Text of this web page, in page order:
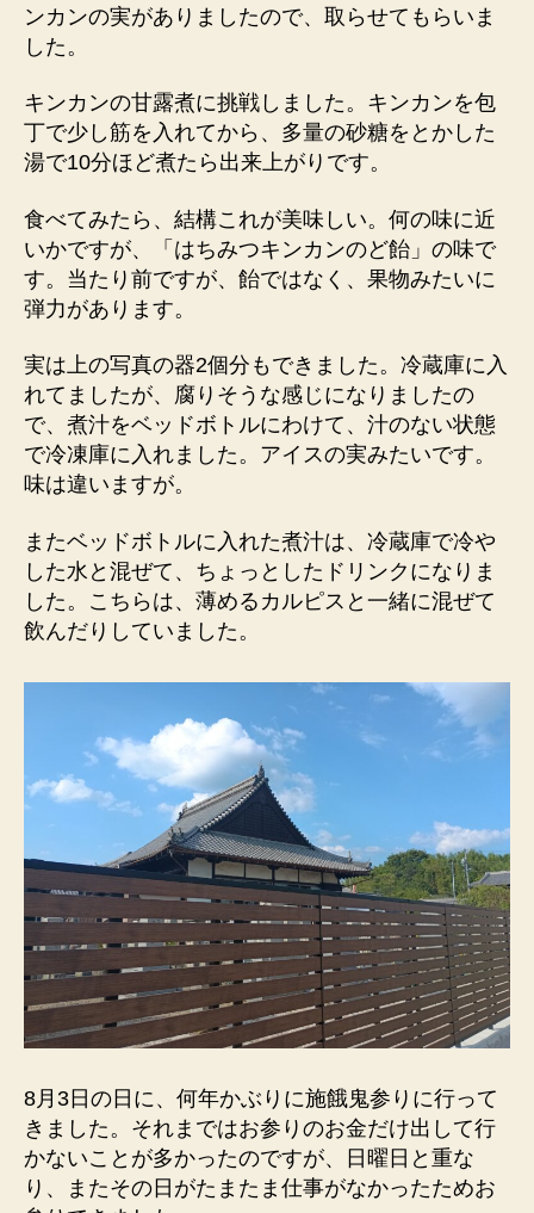
ンカンの実がありましたので、取らせてもらいま
した。
キンカンの甘露煮に挑戦しました。キンカンを包
丁で少し筋を入れてから、多量の砂糖をとかした
湯で10分ほど煮たら出来上がりです。
食べてみたら、結構これが美味しい。何の味に近
いかですが、「はちみつキンカンのど飴」の味で
す。当たり前ですが、飴ではなく、果物みたいに
弾力があります。
実は上の写真の器2個分もできました。冷蔵庫に入
れてましたが、腐りそうな感じになりましたの
で、煮汁をベッドボトルにわけて、汁のない状態
で冷凍庫に入れました。アイスの実みたいです。
味は違いますが。
またベッドボトルに入れた煮汁は、冷蔵庫で冷や
した水と混ぜて、ちょっとしたドリンクになりま
した。こちらは、薄めるカルピスと一緒に混ぜて
飲んだりしていました。
8月3日の日に、何年かぶりに施餓鬼参りに行って
きました。それまではお参りのお金だけ出して行
かないことが多かったのですが、日曜日と重な
り、またその日がたまたま仕事がなかったためお